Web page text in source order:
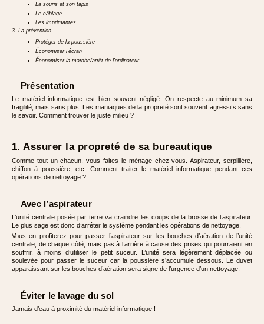
La souris et son tapis
Le câblage
Les imprimantes
3. La prévention
Protéger de la poussière
Économiser l’écran
Économiser la marche/arrêt de l’ordinateur
Présentation
Le matériel informatique est bien souvent négligé. On respecte au minimum sa
fragilité, mais sans plus. Les maniaques de la propreté sont souvent agressifs sans
le savoir. Comment trouver le juste milieu ?
1. Assurer la propreté de sa bureautique
Comme tout un chacun, vous faites le ménage chez vous. Aspirateur, serpillière,
chiffon à poussière, etc. Comment traiter le matériel informatique pendant ces
opérations de nettoyage ?
Avec l’aspirateur
L’unité centrale posée par terre va craindre les coups de la brosse de l’aspirateur.
Le plus sage est donc d’arrêter le système pendant les opérations de nettoyage.
Vous en profiterez pour passer l’aspirateur sur les bouches d’aération de l’unité
centrale, de chaque côté, mais pas à l’arrière à cause des prises qui pourraient en
souffrir, à moins d’utiliser le petit suceur. L’unité sera légèrement déplacée ou
soulevée pour passer le suceur car la poussière s’accumule dessous. Le duvet
apparaissant sur les bouches d’aération sera signe de l’urgence d’un nettoyage.
Éviter le lavage du sol
Jamais d’eau à proximité du matériel informatique !